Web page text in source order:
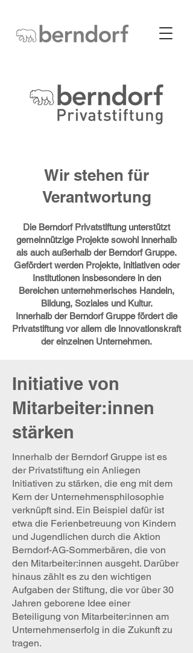
Wir stehen für
Verantwortung
Die Berndorf Privatstiftung unterstützt
gemeinnützige Projekte sowohl innerhalb
als auch außerhalb der Berndorf Gruppe.
Gefördert werden Projekte, Initiativen oder
Institutionen insbesondere in den
Bereichen unternehmerisches Handeln,
Bildung, Soziales und Kultur.
Innerhalb der Berndorf Gruppe fördert die
Privatstiftung vor allem die Innovationskraft
der einzelnen Unternehmen.
Initiative von
Mitarbeiter:innen
stärken
Innerhalb der Berndorf Gruppe ist es
der Privatstiftung ein Anliegen
Initiativen zu stärken, die eng mit dem
Kern der Unternehmensphilosophie
verknüpft sind. Ein Beispiel dafür ist
etwa die Ferienbetreuung von Kindern
und Jugendlichen durch die Aktion
Berndorf-AG-Sommerbären, die von
den Mitarbeiter:innen ausgeht. Darüber
hinaus zählt es zu den wichtigen
Aufgaben der Stiftung, die vor über 30
Jahren geborene Idee einer
Beteiligung von Mitarbeiter:innen am
Unternehmenserfolg in die Zukunft zu
tragen.